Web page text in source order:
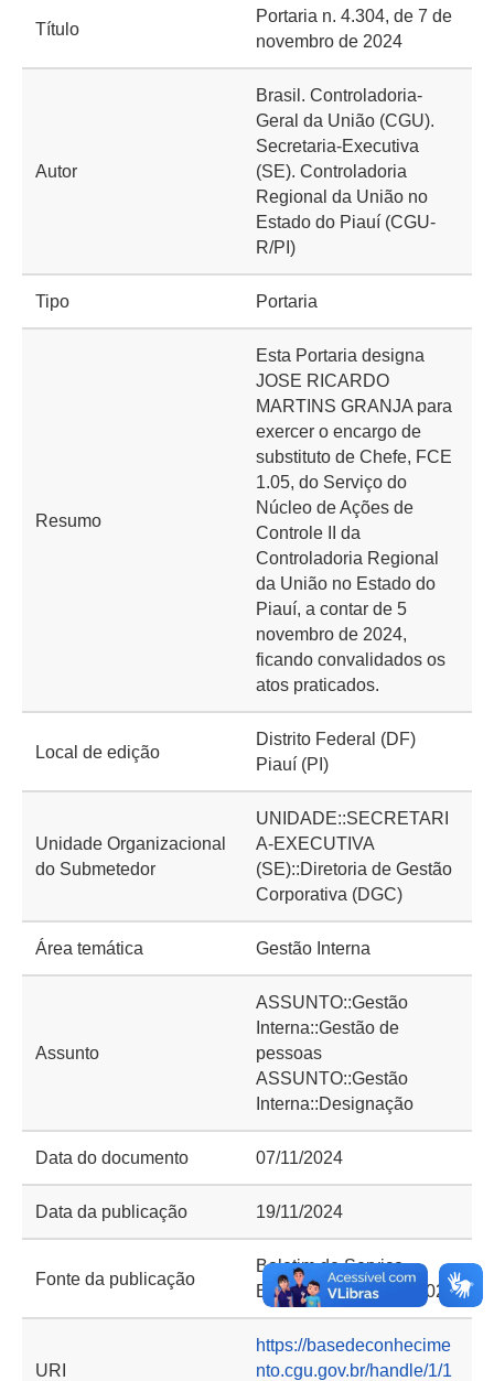
Título
Portaria n. 4.304, de 7 de
novembro de 2024
Autor
Brasil. Controladoria-
Geral da União (CGU).
Secretaria-Executiva
(SE). Controladoria
Regional da União no
Estado do Piauí (CGU-
R/PI)
Tipo Portaria
Resumo
Esta Portaria designa
JOSE RICARDO
MARTINS GRANJA para
exercer o encargo de
substituto de Chefe, FCE
1.05, do Serviço do
Núcleo de Ações de
Controle II da
Controladoria Regional
da União no Estado do
Piauí, a contar de 5
novembro de 2024,
ficando convalidados os
atos praticados.
Local de edição
Distrito Federal (DF)
Piauí (PI)
Unidade Organizacional
do Submetedor
UNIDADE::SECRETARI
A-EXECUTIVA
(SE)::Diretoria de Gestão
Corporativa (DGC)
Área temática Gestão Interna
Assunto
ASSUNTO::Gestão
Interna::Gestão de
pessoas
ASSUNTO::Gestão
Interna::Designação
Data do documento 07/11/2024
Data da publicação 19/11/2024
Fonte da publicação
Boletim de Serviço
Eletrônico em 19/11/2024
URI
https://basedeconhecime
nto.cgu.gov.br/handle/1/1